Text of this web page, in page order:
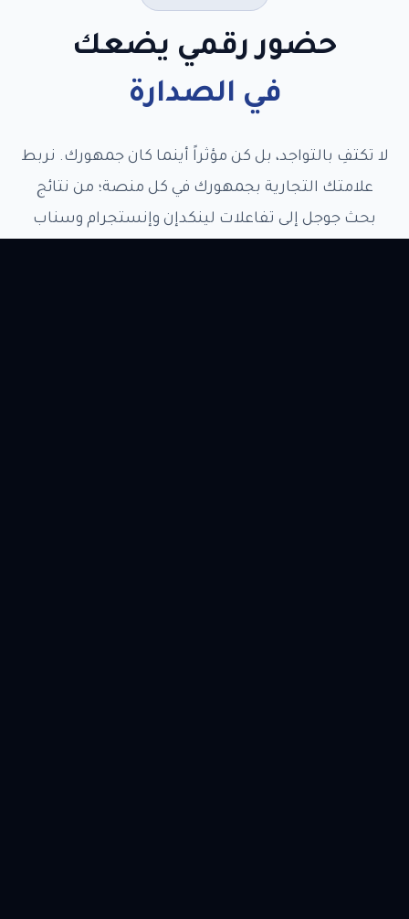
حضور رقمي يضعك
في الصدارة
تكتفِ بالتواجد، بل كن مؤثراً أينما كان جمهورك. نربط
علامتك التجارية بجمهورك في كل منصة؛ من نتائج
بحث جوجل إلى تفاعلات لينكدإن وإنستجرام وسناب